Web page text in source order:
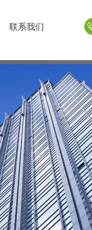
联系我们